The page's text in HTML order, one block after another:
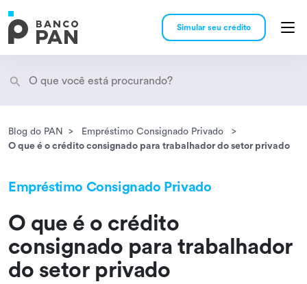
Simular seu crédito
Encontramosresultados
Blog do PAN
Empréstimo Consignado Privado
O que é o crédito consignado para trabalhador do setor privado
Empréstimo Consignado Privado
O que é o crédito
consignado para trabalhador
do setor privado